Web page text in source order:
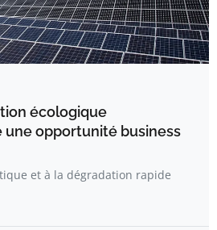
écologique
opportunité business
et à la dégradation rapide